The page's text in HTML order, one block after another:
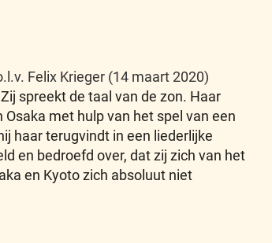
Felix Krieger (14 maart 2020)
spreekt de taal van de zon. Haar
met hulp van het spel van een
haar terugvindt in een liederlijke
en bedroefd over, dat zij zich van het
en Kyoto zich absoluut niet